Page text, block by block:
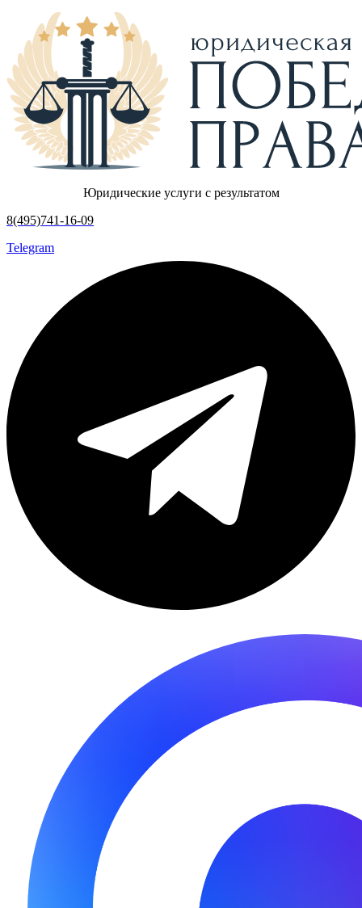
Юридические услуги с результатом
8(495)741-16-09
Telegram